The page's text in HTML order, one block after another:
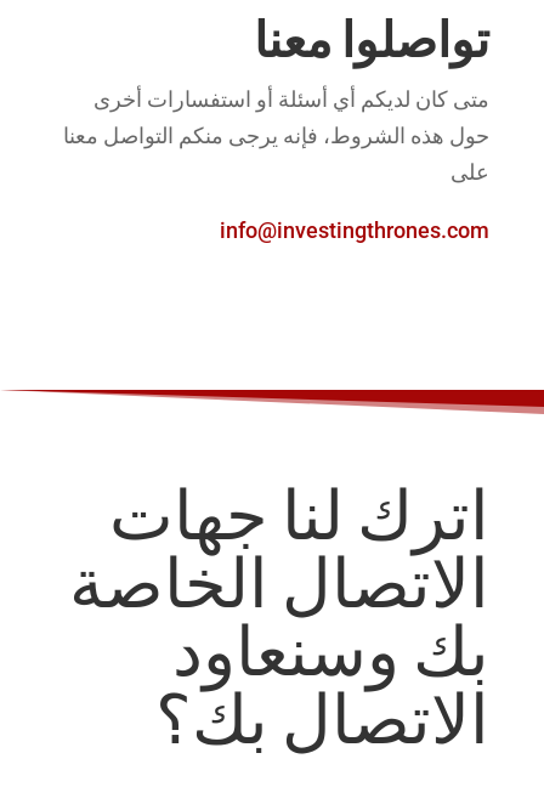
تواصلوا معنا
متى كان لديكم أي أسئلة أو استفسارات أخرى
حول هذه الشروط، فإنه يرجى منكم التواصل معنا
على
info@investingthrones.com
اترك لنا جهات
الاتصال الخاصة
بك وسنعاود
الاتصال بك؟